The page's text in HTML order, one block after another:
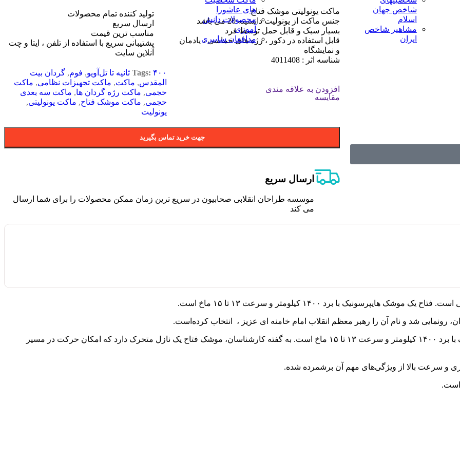
شاخص جهان
اسلام
مشاهیر شاخص
ایران
های عاشورا
محصولات دانش
آموزی
مدافعان سایبری
ماکت یونولیتی موشک فتاح
جنس ماکت از یونولیت دانسیته 20 می باشد
بسیار سبک و قابل حمل توسط فرد
قابل استفاده در دکور ، رژه های حماسی ، یادمان
و نمایشگاه
شناسه اثر : 4011408
افزودن به علاقه مندی
مقایسه
تولید کننده تمام محصولات
ارسال سریع
مناسب ترین قیمت
پشتیبانی سریع با استفاده از تلفن ، ایتا و چت
آنلاین سایت
Tags: ۴۰۰ ثانیه تا تل‌آویو , فوم, گردان بیت
المقدس, ماکت, ماکت تجهیزات نظامی, ماکت
حجمی, ماکت رژه گردان ها, ماکت سه بعدی
حجمی, ماکت موشک فتاح, ماکت یونولیتی,
یونولیت
جهت خرید تماس بگیرید
ارسال سریع
موسسه طراحان انقلابی صحابیون در سریع ترین زمان ممکن محصولات را برای شما ارسال
می کند
با برد ۱۴۰۰ کیلومتر و سرعت ۱۳ تا ۱۵ ماخ است.
مسئولان سپاه پاسداران مدعی هستند که فتاح یک موشک هایپرسونیک با برد ۱۴۰۰ کیلومتر و سرعت ۱۳ تا ۱۵ ماخ است. به گفته کارشناسان، موشک فتاح یک نازل متحرک دارد که امکان حرکت در مسیر
و سرعت بالا از ویژگی‌های مهم آن برشمرده شده.